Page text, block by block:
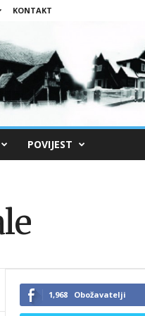
KONTAKT
POVIJEST
1,968 Obožavatelji